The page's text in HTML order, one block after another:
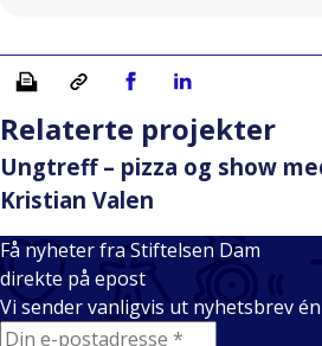
Skriv ut Kopiera länkDel på Facebook
Del på Linkedin
Relaterte projekter
Ungtreff – pizza og show
Kristian Valen
Få nyheter fra Stiftelsen Dam
direkte på epost
Vi sender vanligvis ut nyhetsbrev
E-mail